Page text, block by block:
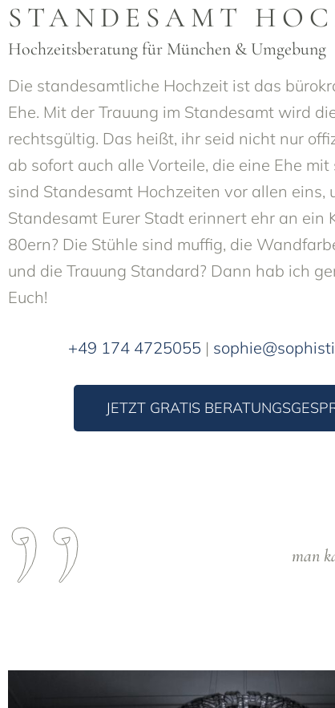
STANDESAMT
Hochzeitsberatung für München & Umgebung
Die standesamtliche Hochzeit ist das
Ehe. Mit der Trauung im Standesamt wird
rechtsgültig. Das heißt, ihr seid nicht nur
ab sofort auch alle Vorteile, die eine Ehe
sind Standesamt Hochzeiten vor allen eins,
Standesamt Eurer Stadt erinnert ehr an ein
80ern? Die Stühle sind muffig, die
und die Trauung Standard? Dann hab ich
Euch!
+49 174 4725055 |
JETZT GRATIS
man